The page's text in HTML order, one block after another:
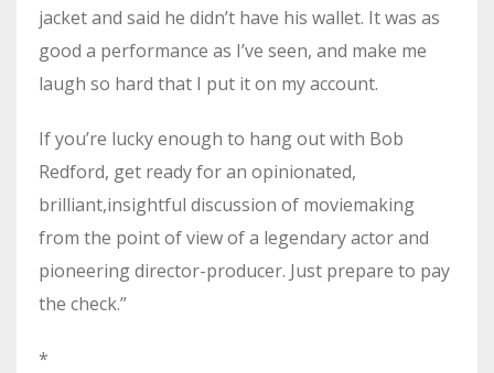
jacket and said he didn’t have his wallet. It was as
good a performance as I’ve seen, and make me
laugh so hard that I put it on my account.
If you’re lucky enough to hang out with Bob
Redford, get ready for an opinionated,
brilliant,insightful discussion of moviemaking
from the point of view of a legendary actor and
pioneering director-producer. Just prepare to pay
the check.”
*